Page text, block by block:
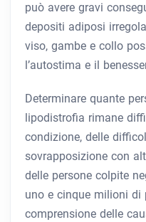
può avere gravi
depositi adiposi
viso, gambe e collo
l’autostima e il
Determinare quante
lipodistrofia rimane
condizione, delle
sovrapposizione con
delle persone colpite
uno e cinque milioni di
comprensione delle